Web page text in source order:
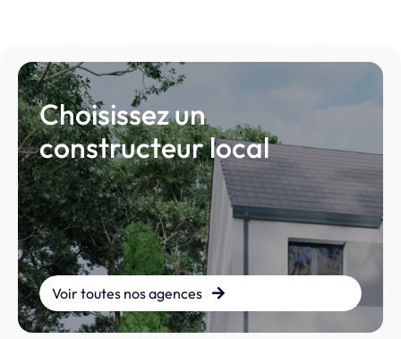
Choisissez un
constructeur local
Voir toutes nos agences